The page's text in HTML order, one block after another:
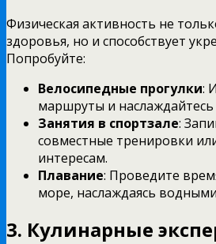
Физическая активность не
здоровья, но и способствует
Попробуйте:
Велосипедные прогулки:
маршруты и
Занятия в спортзале:
совместные тренировки
интересам.
Плавание: Проведите
море, наслаждаясь
3. Кулинарные